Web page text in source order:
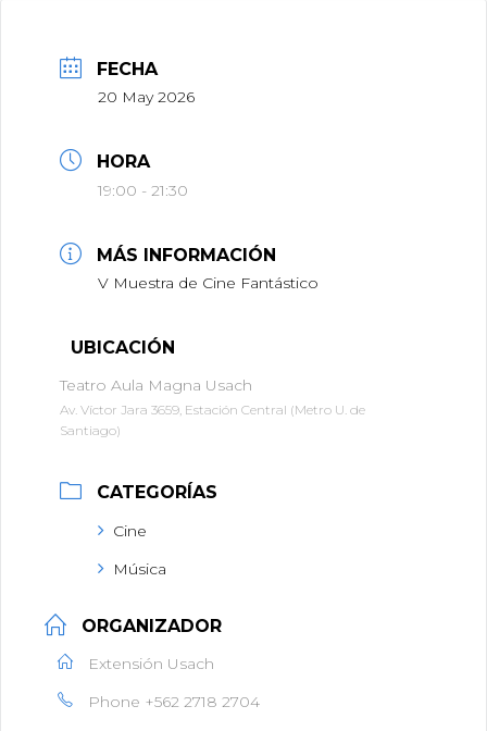
FECHA
20 May 2026
HORA
19:00 - 21:30
MÁS INFORMACIÓN
V Muestra de Cine Fantástico
UBICACIÓN
Teatro Aula Magna Usach
Av. Víctor Jara 3659, Estación Central (Metro U. de
Santiago)
CATEGORÍAS
Cine
Música
ORGANIZADOR
Extensión Usach
Phone +562 2718 2704